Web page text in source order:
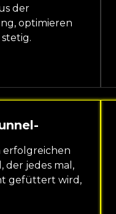
der
optimieren
erfolgreichen
der jedes mal,
gefüttert wird,